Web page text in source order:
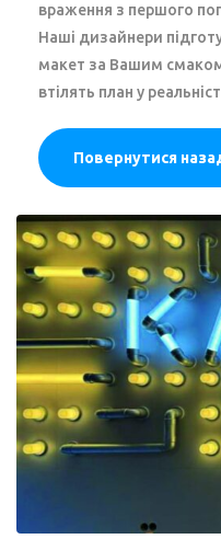
враження з першого
Наші дизайнери
макет за Вашим смаком,
втілять план у
Повернутися